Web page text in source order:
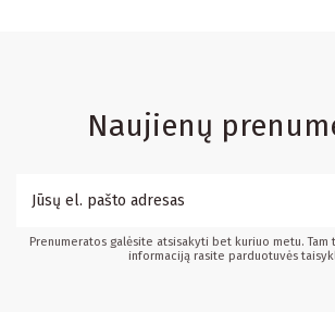
Naujienų
Prenumeratos galėsite atsisakyti bet kuriuo metu. Tam
informaciją rasite parduotuvės